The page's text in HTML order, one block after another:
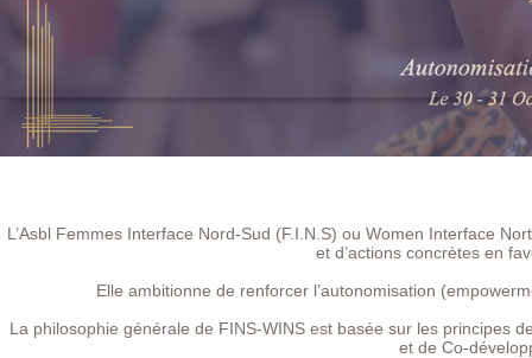
L’Asbl Femmes Interface Nord-Sud (F.I.N.S) ou Women Interface
et d’actions concrètes en
Elle ambitionne de renforcer l’autonomisation
La philosophie générale de FINS-WINS est basée sur les principes
et de Co-